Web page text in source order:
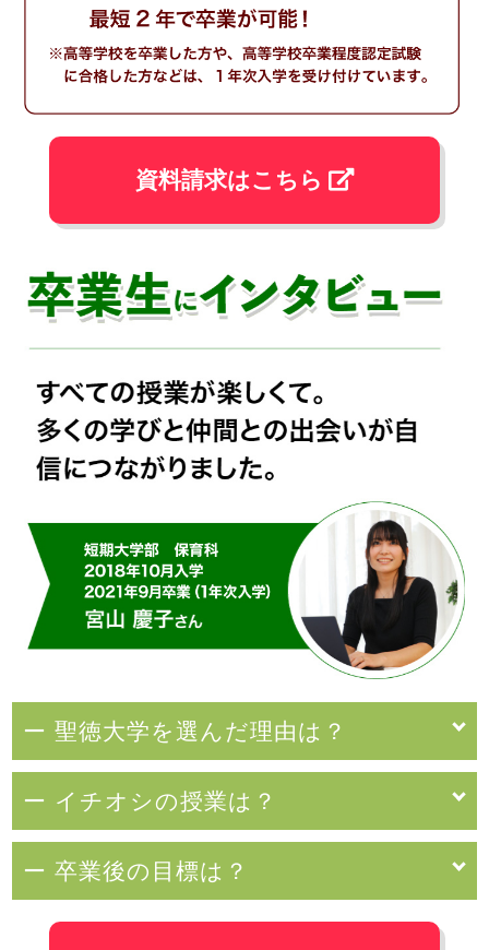
た。帰国したら子どもに寄り添った先生になろう
メッセージ
スクーリングで励ましあい、支えられる仲間をつ
くれたからこそ、他の通信講座では続かなかった
私でも卒業することができました。聖徳での学び
は皆さんにとってもかけがえのないものになりま
資料請求はこちら
ー 聖徳大学を選んだ理由は？
ー イチオシの授業は？
ー 卒業後の目標は？